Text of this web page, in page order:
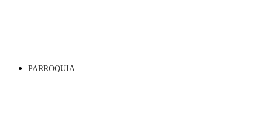
PARROQUIA